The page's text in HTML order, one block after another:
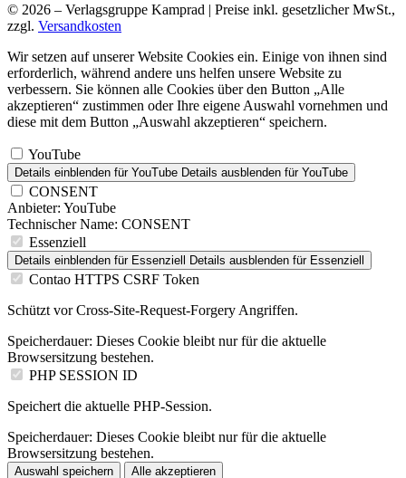
© 2026 – Verlagsgruppe Kamprad | Preise inkl. gesetzlicher MwSt.,
zzgl. Versandkosten
Wir setzen auf unserer Website Cookies ein. Einige von ihnen sind
erforderlich, während andere uns helfen unsere Website zu
verbessern. Sie können alle Cookies über den Button „Alle
akzeptieren“ zustimmen oder Ihre eigene Auswahl vornehmen und
diese mit dem Button „Auswahl akzeptieren“ speichern.
YouTube
Details einblenden für YouTube Details ausblenden für YouTube
CONSENT
Anbieter: YouTube
Technischer Name: CONSENT
Essenziell
Details einblenden für Essenziell Details ausblenden für Essenziell
Contao HTTPS CSRF Token
Schützt vor Cross-Site-Request-Forgery Angriffen.
Speicherdauer: Dieses Cookie bleibt nur für die aktuelle
Browsersitzung bestehen.
PHP SESSION ID
Speichert die aktuelle PHP-Session.
Speicherdauer: Dieses Cookie bleibt nur für die aktuelle
Browsersitzung bestehen.
Auswahl speichern Alle akzeptieren